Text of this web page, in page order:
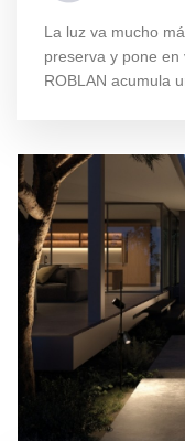
La luz va mucho
preserva y pone en
ROBLAN acumula